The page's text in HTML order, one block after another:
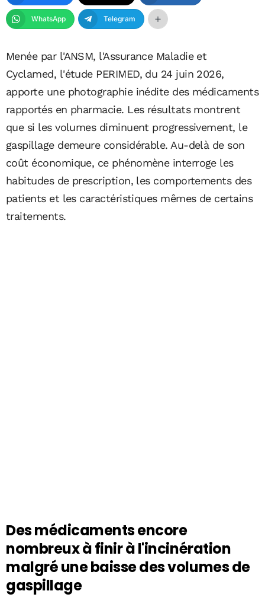
WhatsApp Telegram
Menée par l'ANSM, l'Assurance Maladie et
Cyclamed, l'étude PERIMED, du 24 juin 2026,
apporte une photographie inédite des médicaments
rapportés en pharmacie. Les résultats montrent
que si les volumes diminuent progressivement, le
gaspillage demeure considérable. Au-delà de son
coût économique, ce phénomène interroge les
habitudes de prescription, les comportements des
patients et les caractéristiques mêmes de certains
traitements.
Des médicaments encore
nombreux à finir à l'incinération
malgré une baisse des volumes de
gaspillage